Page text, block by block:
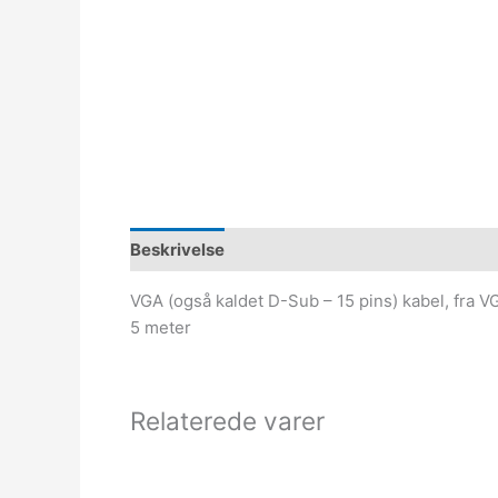
Beskrivelse
VGA (også kaldet D-Sub – 15 pins) kabel, fra
5 meter
Relaterede varer